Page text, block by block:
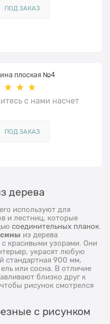
ПОД ЗАКАЗ
плоская №4
с нами насчет
ПОД ЗАКАЗ
дерева
используют для
и лестниц, которые
соединительных планок.
из дерева
красивыми узорами. Они
украсят любую
стандартная 900 мм,
или сосна. В отличие
близко друг к
рисунок смотрелся
с рисунком